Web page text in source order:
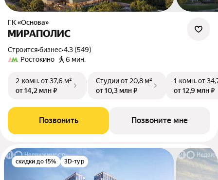
ГК «Основа»
МИРАПОЛИС
Строится•бизнес•4.3 (549)
Ростокино
6 мин.
2-комн.от 37,6 м²
от 14,2 млн ₽
Студииот 20,8 м²
от 10,3 млн ₽
1-комн.от
от 12,9 млн ₽
Позвонить Позвоните мне
скидки до 15% 3D-тур